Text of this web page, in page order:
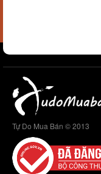
Tự Do Mua Bán © 2013